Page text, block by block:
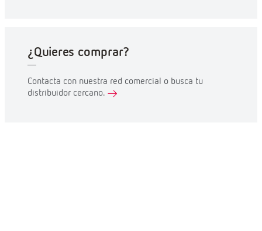
¿Quieres comprar?
Contacta con nuestra red comercial o busca tu
distribuidor cercano.